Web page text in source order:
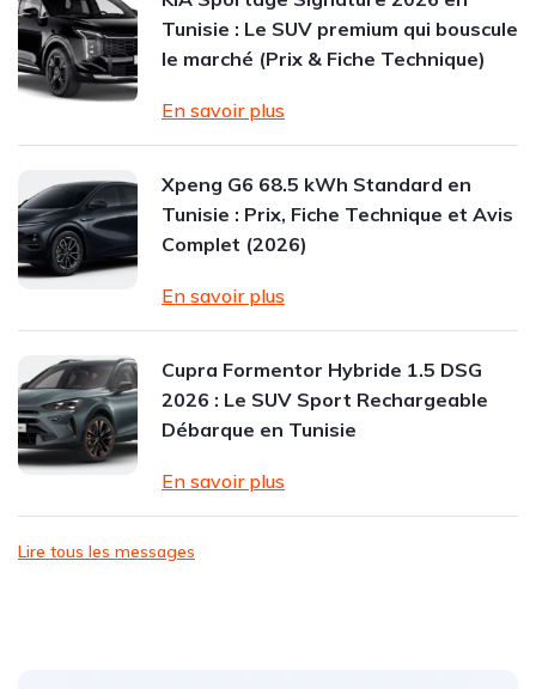
Tunisie : Le SUV premium qui bouscule
le marché (Prix & Fiche Technique)
En savoir plus
Xpeng G6 68.5 kWh Standard en
Tunisie : Prix, Fiche Technique et Avis
Complet (2026)
En savoir plus
Cupra Formentor Hybride 1.5 DSG
2026 : Le SUV Sport Rechargeable
Débarque en Tunisie
En savoir plus
Lire tous les messages